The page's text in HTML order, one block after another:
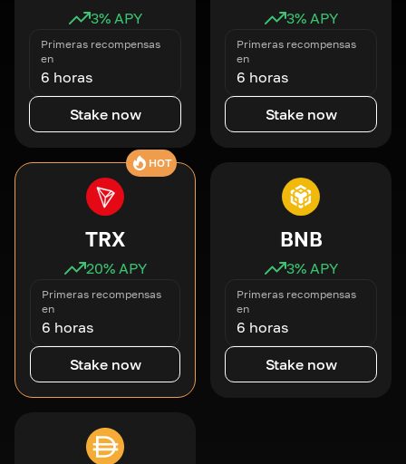
3% APY
Primeras recompensas
en
6 horas
Stake now
3% APY
Primeras recompensas
en
6 horas
Stake now
HOT
TRX
20% APY
Primeras recompensas
en
6 horas
Stake now
BNB
3% APY
Primeras recompensas
en
6 horas
Stake now